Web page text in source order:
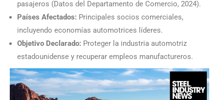
pasajeros (Datos del Departamento de Comercio, 2024).
Países Afectados: Principales socios comerciales,
incluyendo economías automotrices líderes.
Objetivo Declarado: Proteger la industria automotriz
estadounidense y recuperar empleos manufactureros.